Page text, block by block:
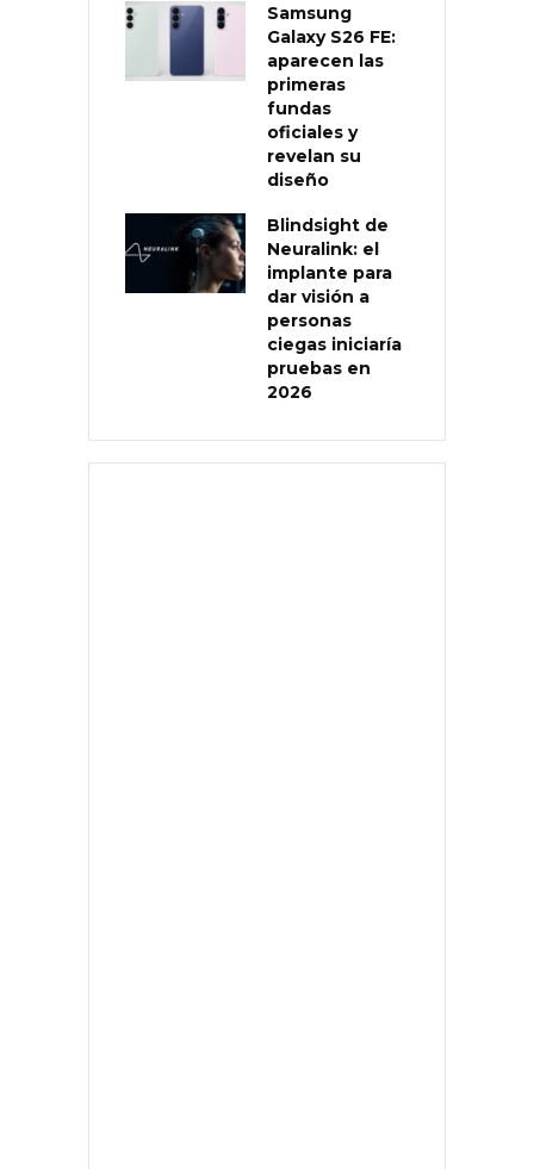
Samsung
Galaxy S26 FE:
aparecen las
primeras
fundas
oficiales y
revelan su
diseño
Blindsight de
Neuralink: el
implante para
dar visión a
personas
ciegas iniciaría
pruebas en
2026